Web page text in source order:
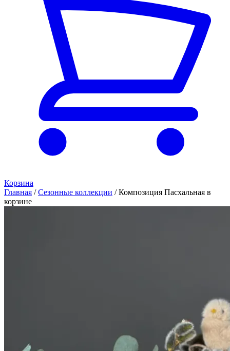
Корзина
Главная / Сезонные коллекции / Композиция Пасхальная в
корзине